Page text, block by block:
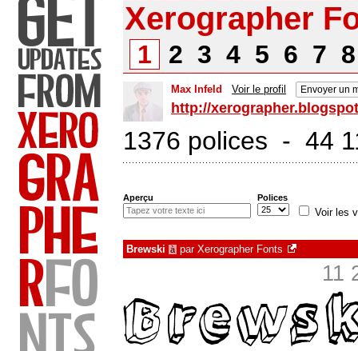
Xerographer
1 2 3 4 5 6 7
Max Infeld Voir le profil Envoyer un
http://
1376 polices - 44
Aperçu Polices
Voir les
Brewski à par Xerographer Fonts
11